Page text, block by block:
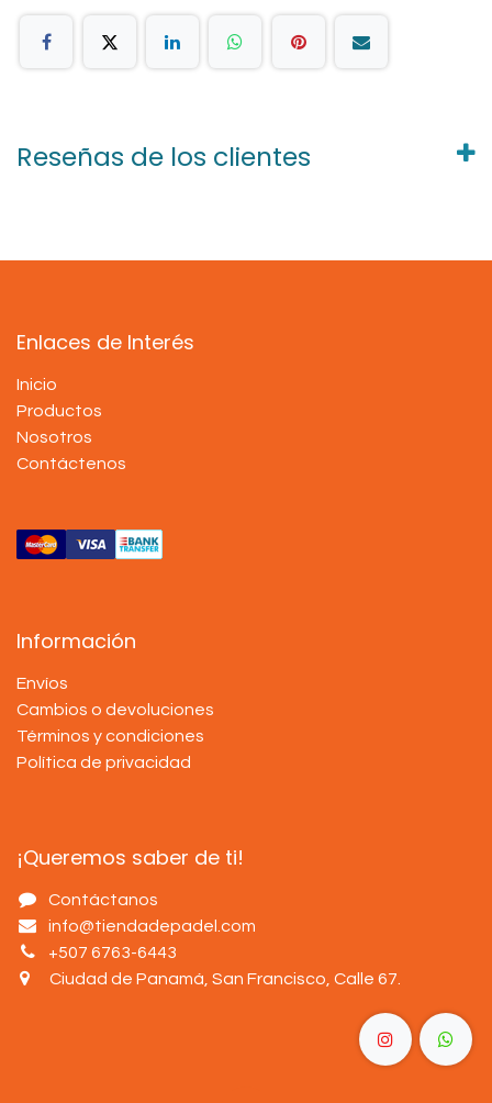
Reseñas de los clientes
Enlaces de Interés
Inicio
Productos
Nosotros
Contáctenos
Información
Envíos
Cambios o devoluciones
Términos y condiciones
Política de privacidad
¡Queremos saber de ti!
Contáctanos
info@tiendadepadel.com
+507 6763-6443
Ciudad de Panamá, San Francisco, Calle 67